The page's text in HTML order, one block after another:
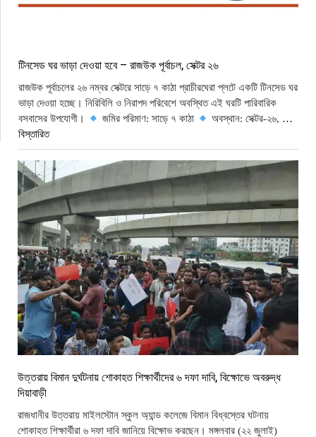
টিনসেড ঘর ভাড়া দেওয়া হবে – রাজউক পূর্বাচল, সেক্টর ২৬
রাজউক পূর্বাচলের ২৬ নম্বর সেক্টরে সাড়ে ৭ কাঠা প্রাচীরঘেরা প্লটে একটি টিনসেড ঘর
ভাড়া দেওয়া হচ্ছে। নিরিবিলি ও নিরাপদ পরিবেশে অবস্থিত এই ঘরটি পারিবারিক
বসবাসের উপযোগী।
জমির পরিমাণ: সাড়ে ৭ কাঠা অবস্থান: সেক্টর-২৬, …
বিস্তারিত
উত্তরায় বিমান দুর্ঘটনায় শোকাহত শিক্ষার্থীদের ৬ দফা দাবি, বিক্ষোভে অবরুদ্ধ
দিয়াবাড়ী
রাজধানীর উত্তরায় মাইলস্টোন স্কুল অ্যান্ড কলেজে বিমান বিধ্বস্তের ঘটনায়
শোকাহত শিক্ষার্থীরা ৬ দফা দাবি জানিয়ে বিক্ষোভ করছেন। মঙ্গলবার (২২ জুলাই)